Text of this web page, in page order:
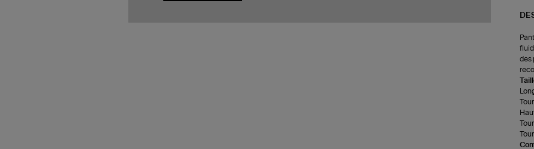
des